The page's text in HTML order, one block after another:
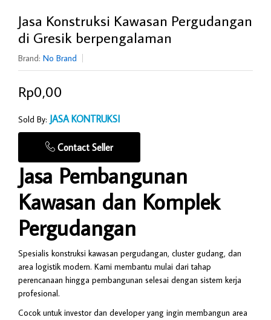
Jasa Konstruksi Kawasan Pergudangan
di Gresik berpengalaman
Brand: No Brand
Rp0,00
Sold By: JASA KONTRUKSI
Contact Seller
Jasa Pembangunan
Kawasan dan Komplek
Pergudangan
Spesialis konstruksi kawasan pergudangan, cluster gudang, dan
area logistik modern. Kami membantu mulai dari tahap
perencanaan hingga pembangunan selesai dengan sistem kerja
profesional.
Cocok untuk investor dan developer yang ingin membangun area